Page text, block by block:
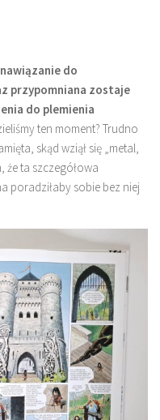
do
przypomniana zostaje
do plemienia
ten moment? Trudno
skąd wziął się „metal,
że ta szczegółowa
poradziłaby sobie bez niej